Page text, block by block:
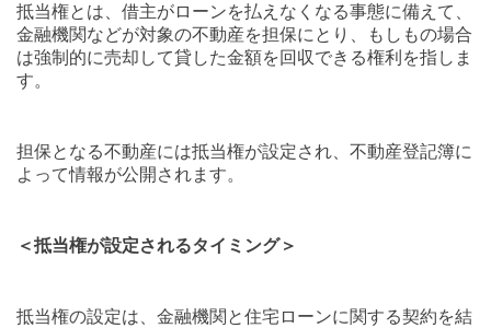
抵当権とは、借主がローンを払えなくなる事態に備えて、
金融機関などが対象の不動産を担保にとり、もしもの場合
は強制的に売却して貸した金額を回収できる権利を指しま
す。
担保となる不動産には抵当権が設定され、不動産登記簿に
よって情報が公開されます。
＜抵当権が設定されるタイミング＞
抵当権の設定は、金融機関と住宅ローンに関する契約を結